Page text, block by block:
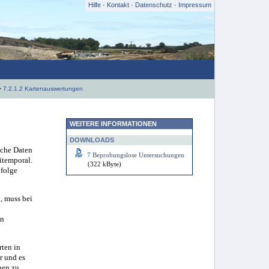
Hilfe· Kontakt· Datenschutz · Impressum
7.2.1.2 Kartenauswertungen
Daten
muss bei
in
und es
WEITERE INFORMATIONEN
DOWNLOADS
7 Beprobungslose Untersuchungen
(322 kByte)